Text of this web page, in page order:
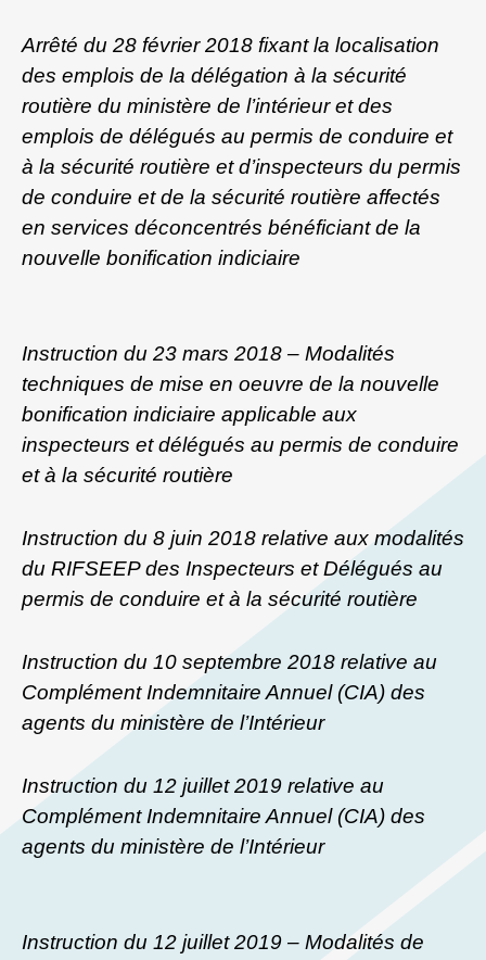
Arrêté du 28 février 2018 fixant la localisation
des emplois de la délégation à la sécurité
routière du ministère de l’intérieur et des
emplois de délégués au permis de conduire et
à la sécurité routière et d’inspecteurs du permis
de conduire et de la sécurité routière affectés
en services déconcentrés bénéficiant de la
nouvelle bonification indiciaire
Instruction du 23 mars 2018 – Modalités
techniques de mise en oeuvre de la nouvelle
bonification indiciaire applicable aux
inspecteurs et délégués au permis de conduire
et à la sécurité routière
Instruction du 8 juin 2018 relative aux modalités
du RIFSEEP des Inspecteurs et Délégués au
permis de conduire et à la sécurité routière
Instruction du 10 septembre 2018 relative au
Complément Indemnitaire Annuel (CIA) des
agents du ministère de l’Intérieur
Instruction du 12 juillet 2019 relative au
Complément Indemnitaire Annuel (CIA) des
agents du ministère de l’Intérieur
Instruction du 12 juillet 2019 – Modalités de